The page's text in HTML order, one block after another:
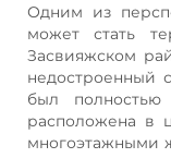
Одним из
может стать
Засвияжском
недостроенный
был полностью
расположена в
многоэтажными